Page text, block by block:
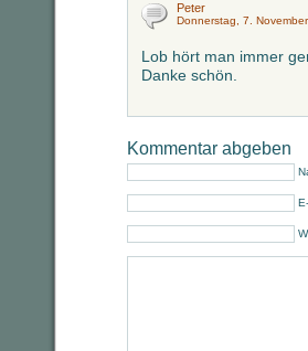
Peter
Donnerstag, 7.
Lob hört man immer
Danke schön.
Kommentar abgeben